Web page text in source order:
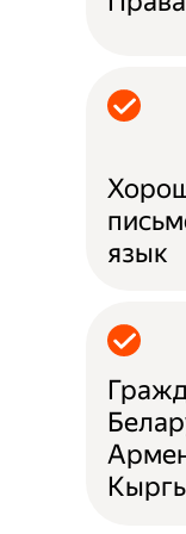
язык